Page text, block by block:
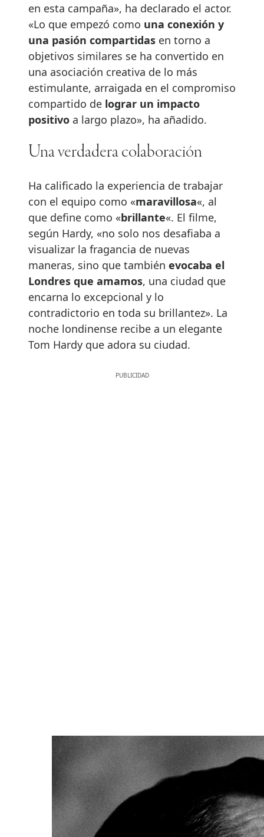
en esta campaña», ha declarado el actor.
«Lo que empezó como una conexión y
una pasión compartidas en torno a
objetivos similares se ha convertido en
una asociación creativa de lo más
estimulante, arraigada en el compromiso
compartido de lograr un impacto
positivo a largo plazo», ha añadido.
Una verdadera colaboración
Ha calificado la experiencia de trabajar
con el equipo como «maravillosa«, al
que define como «brillante«. El filme,
según Hardy, «no solo nos desafiaba a
visualizar la fragancia de nuevas
maneras, sino que también evocaba el
Londres que amamos, una ciudad que
encarna lo excepcional y lo
contradictorio en toda su brillantez». La
noche londinense recibe a un elegante
Tom Hardy que adora su ciudad.